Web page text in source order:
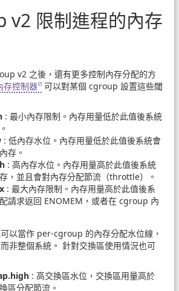
v2 限制進程的內存
v2 之後，還有更多控制內存分配的方
控制器 可以對某個 cgroup 設置這些閾
: 最小內存限制。內存用量低於此值後系統
: 低內存水位。內存用量低於此值後系統會
存。
: 高內存水位。內存用量高於此值後系統
，並且會對內存分配節流（throttle）。
: 最大內存限制。內存用量高於此值後系
請求返回 ENOMEM，或者在 cgroup 內
以當作 per-cgroup 的內存分配水位線，
非整個系統。 針對交換區使用情況也可
: 高交換區水位，交換區用量高於
區分配節流。